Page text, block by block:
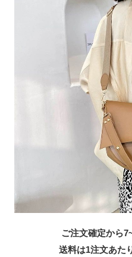
ご注文確定から
送料は1注文あた